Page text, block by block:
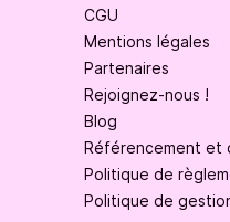
CGU
Mentions légales
Partenaires
Rejoignez-nous !
Blog
Référencement et
Politique de
Politique de